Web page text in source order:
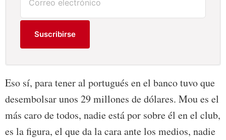
Suscribirse
Eso sí, para tener al portugués en el banco tuvo que
desembolsar unos 29 millones de dólares. Mou es el
más caro de todos, nadie está por sobre él en el club,
es la figura, el que da la cara ante los medios, nadie